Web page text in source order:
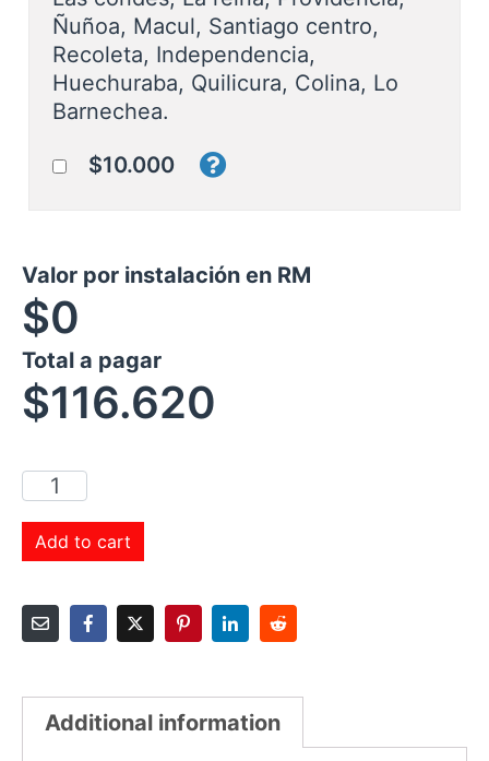
Ñuñoa, Macul, Santiago centro,
Recoleta, Independencia,
Huechuraba, Quilicura, Colina, Lo
Barnechea.
$10.000
Valor por instalación en RM
$0
Total a pagar
$116.620
Add to cart
Additional information